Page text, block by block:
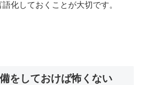
化しておくことが大切です。
をしておけば怖くない